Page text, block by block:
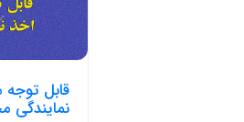
قابل
نمایندگی